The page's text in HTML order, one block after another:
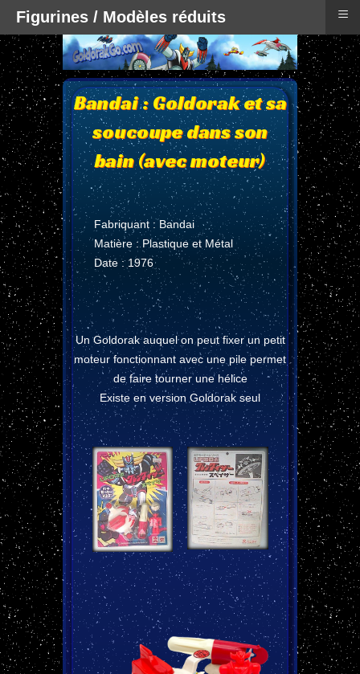
Bandai : Goldorak et sa
soucoupe dans son
bain (avec moteur)
Fabriquant : Bandai
Matière : Plastique et Métal
Date : 1976
Un Goldorak auquel on peut fixer un petit
moteur fonctionnant avec une pile permet
de faire tourner une hélice
Existe en version Goldorak seul
Figurines / Modèles réduits ≡